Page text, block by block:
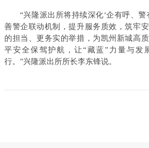
“兴隆派出所将持续深化‘企有呼、警
善警企联动机制，提升服务质效，筑牢
的担当、更务实的举措，为凯州新城高
平安全保驾护航，让“藏蓝”力量与发
行。”兴隆派出所所长李东锋说。